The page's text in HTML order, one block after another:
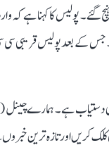
پولیس کا کہنا ہے کہ
کے بعد پولیس قریبی سی
دستیاب ہے۔ ہمارے چینل (
کریں اور تازہ ترین